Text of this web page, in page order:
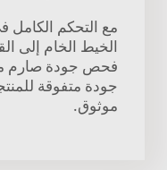
مع التحكم الكامل
الخيط الخام إلى
فحص جودة صارم
جودة متفوقة
موثوق.